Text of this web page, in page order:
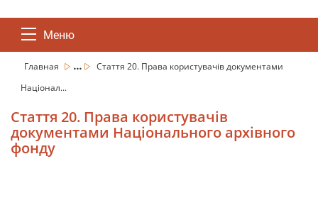
Меню
Главная ...
Стаття 20. Права користувачів документами
Націонал...
Стаття 20. Права користувачів
документами Національного архівного
фонду